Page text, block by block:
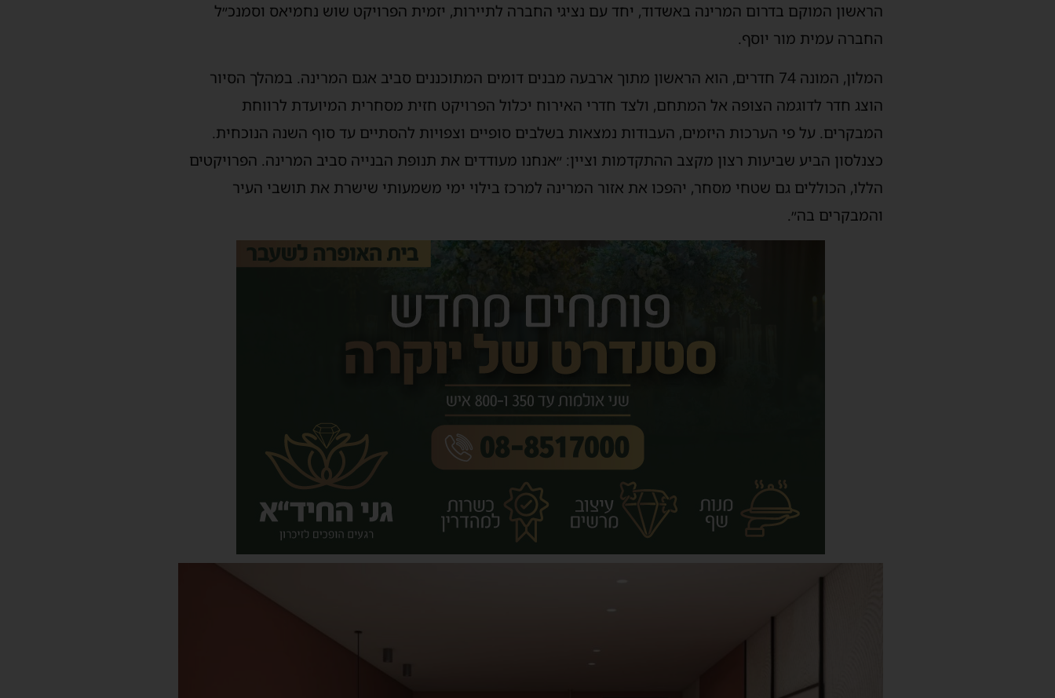
הראשון המוקם בדרום המרינה באשדוד, יחד עם נציגי החברה לתיירות, יזמית הפרויקט שוש נחמיאס וסמנכ״ל
החברה עמית מור יוסף.
המלון, המונה 74 חדרים, הוא הראשון מתוך ארבעה מבנים דומים המתוכננים סביב אגם המרינה. במהלך הסיור
הוצג חדר לדוגמה הצופה אל המתחם, ולצד חדרי האירוח יכלול הפרויקט חזית מסחרית המיועדת לרווחת
המבקרים. על פי הערכות היזמים, העבודות נמצאות בשלבים סופיים וצפויות להסתיים עד סוף השנה הנוכחית.
כצנלסון הביע שביעות רצון מקצב ההתקדמות וציין: ״אנחנו מעודדים את תנופת הבנייה סביב המרינה. הפרויקטים
הללו, הכוללים גם שטחי מסחר, יהפכו את אזור המרינה למרכז בילוי ימי משמעותי שישרת את תושבי העיר
והמבקרים בה״.